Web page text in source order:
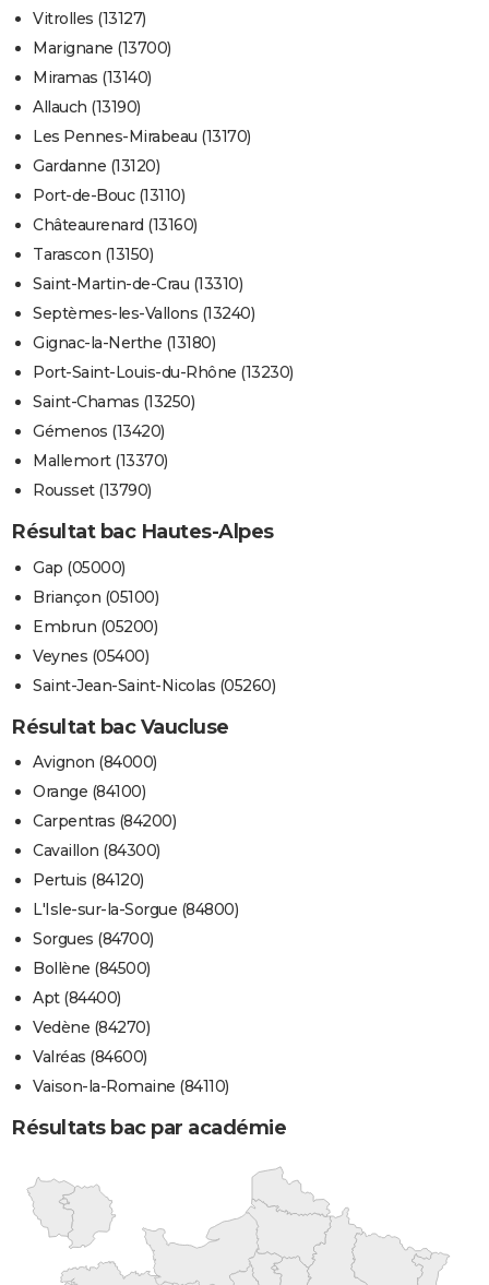
Vitrolles (13127)
Marignane (13700)
Miramas (13140)
Allauch (13190)
Les Pennes-Mirabeau (13170)
Gardanne (13120)
Port-de-Bouc (13110)
Châteaurenard (13160)
Tarascon (13150)
Saint-Martin-de-Crau (13310)
Septèmes-les-Vallons (13240)
Gignac-la-Nerthe (13180)
Port-Saint-Louis-du-Rhône (13230)
Saint-Chamas (13250)
Gémenos (13420)
Mallemort (13370)
Rousset (13790)
Résultat bac Hautes-Alpes
Gap (05000)
Briançon (05100)
Embrun (05200)
Veynes (05400)
Saint-Jean-Saint-Nicolas (05260)
Résultat bac Vaucluse
Avignon (84000)
Orange (84100)
Carpentras (84200)
Cavaillon (84300)
Pertuis (84120)
L'Isle-sur-la-Sorgue (84800)
Sorgues (84700)
Bollène (84500)
Apt (84400)
Vedène (84270)
Valréas (84600)
Vaison-la-Romaine (84110)
Résultats bac par académie